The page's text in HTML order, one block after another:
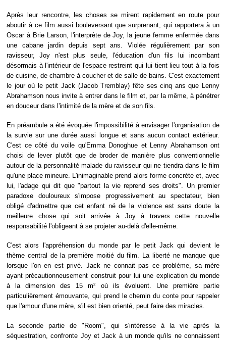
Après leur rencontre, les choses se mirent rapidement en route pour
aboutir à ce film aussi bouleversant que surprenant, qui rapportera à un
Oscar à Brie Larson, l'interprète de Joy, la jeune femme enfermée dans
une cabane jardin depuis sept ans. Violée régulièrement par son
ravisseur, Joy n'est plus seule, l'éducation d'un fils lui incombant
désormais à l'intérieur de l'espace restreint qui lui tient lieu tout à la fois
de cuisine, de chambre à coucher et de salle de bains. C'est exactement
le jour où le petit Jack (Jacob Tremblay) fête ses cinq ans que Lenny
Abrahamson nous invite à entrer dans le film et, par la même, à pénétrer
en douceur dans l'intimité de la mère et de son fils.
En préambule a été évoquée l'impossibilité à envisager l'organisation de
la survie sur une durée aussi longue et sans aucun contact extérieur.
C'est ce côté du voile qu'Emma Donoghue et Lenny Abrahamson ont
choisi de lever plutôt que de broder de manière plus conventionnelle
autour de la personnalité malade du ravisseur qui ne tiendra dans le film
qu'une place mineure. L'inimaginable prend alors forme concrète et, avec
lui, l'adage qui dit que "partout la vie reprend ses droits". Un premier
paradoxe douloureux s'impose progressivement au spectateur, bien
obligé d'admettre que cet enfant né de la violence est sans doute la
meilleure chose qui soit arrivée à Joy à travers cette nouvelle
responsabilité l'obligeant à se projeter au-delà d'elle-même.
C'est alors l'appréhension du monde par le petit Jack qui devient le
thème central de la première moitié du film. La liberté ne manque que
lorsque l'on en est privé. Jack ne connait pas ce problème, sa mère
ayant précautionneusement construit pour lui une explication du monde
à la dimension des 15 m² où ils évoluent. Une première partie
particulièrement émouvante, qui prend le chemin du conte pour rappeler
que l'amour d'une mère, s'il est bien orienté, peut faire des miracles.
La seconde partie de "Room", qui s'intéresse à la vie après la
séquestration, confronte Joy et Jack à un monde qu'ils ne connaissent